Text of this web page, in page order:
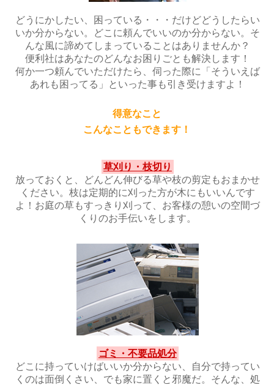
どうにかしたい、困っている・・・だけどどうしたらい
いか分からない。どこに頼んでいいのか分からない。そ
んな風に諦めてしまっていることはありませんか？
便利社はあなたのどんなお困りごとも解決します！
何か一つ頼んでいただけたら、伺った際に「そういえば
あれも困ってる」といった事も引き受けますよ！
得意なこと
こんなこともできます！
草刈り・枝切り
放っておくと、どんどん伸びる草や枝の剪定もおまかせ
ください。枝は定期的に刈った方が木にもいいんです
よ！お庭の草もすっきり刈って、お客様の憩いの空間づ
くりのお手伝いをします。
ゴミ・不要品処分
どこに持っていけばいいか分からない、自分で持ってい
くのは面倒くさい、でも家に置くと邪魔だ。そんな、処